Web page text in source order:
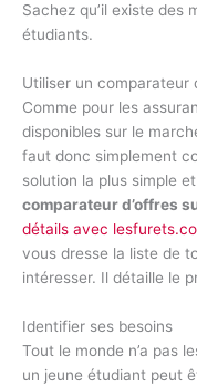
Sachez qu’il existe des
étudiants.
Utiliser un comparateur
Comme pour les
disponibles sur le
faut donc simplement
solution la plus simple
comparateur d’offres
détails avec
vous dresse la liste de
intéresser. Il détaille le
Identifier ses besoins
Tout le monde n’a pas
un jeune étudiant peut